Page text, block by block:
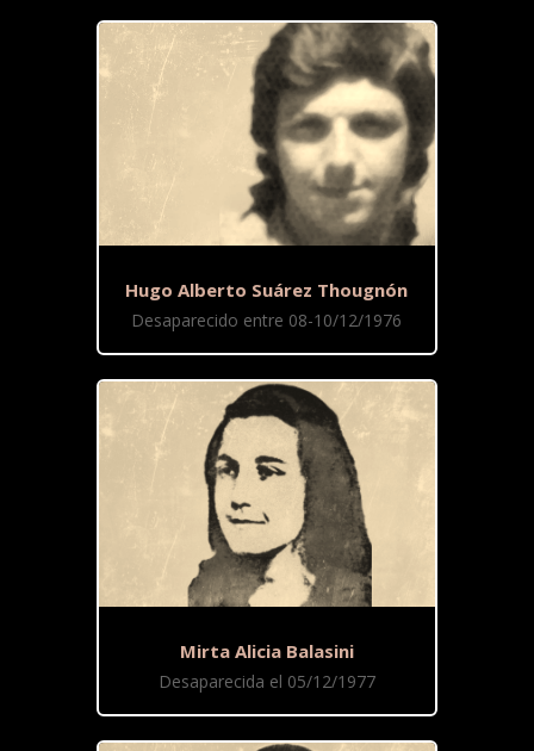
Hugo Alberto Suárez Thougnón
Desaparecido entre 08-10/12/1976
Mirta Alicia Balasini
Desaparecida el 05/12/1977